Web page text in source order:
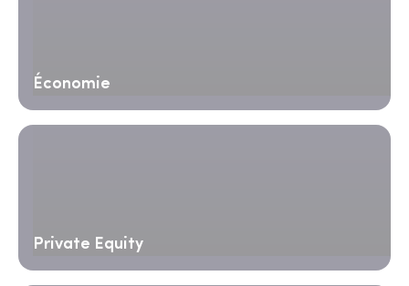
Économie
Private Equity